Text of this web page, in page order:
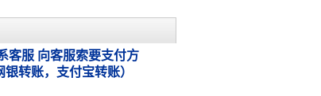
客服 向客服索要支付方
转账，支付宝转账）